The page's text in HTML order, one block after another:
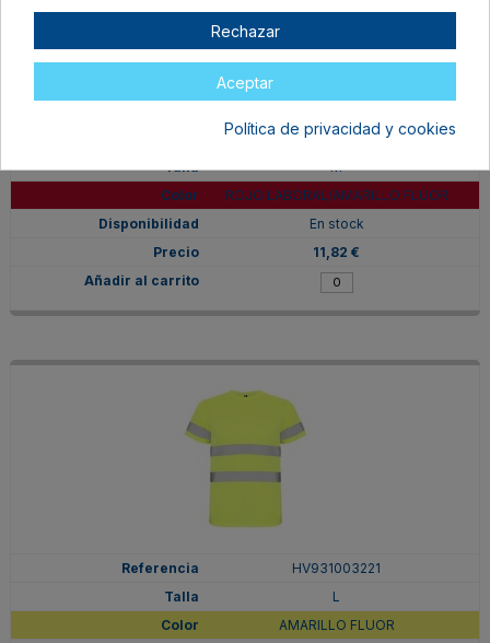
HV931002601221
M
ROJO LABORAL/AMARILLO FLÚOR
En stock
11,82 €
HV931003221
L
AMARILLO FLUOR
Rechazar
Aceptar
Política de privacidad y cookies